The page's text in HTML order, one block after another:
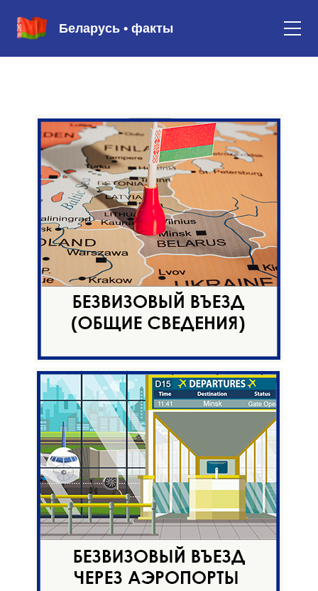
Беларусь • факты